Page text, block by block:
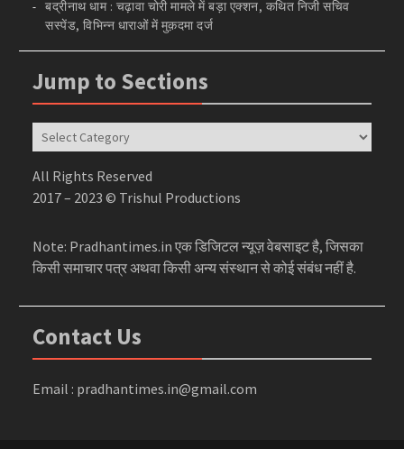
बद्रीनाथ धाम : चढ़ावा चोरी मामले में बड़ा एक्शन, कथित निजी सचिव
सस्पेंड, विभिन्न धाराओं में मुक़दमा दर्ज
Jump to Sections
Jump
to
Sections
All Rights Reserved
2017 – 2023 © Trishul Productions
Note: Pradhantimes.in एक डिजिटल न्यूज़ वेबसाइट है, जिसका
किसी समाचार पत्र अथवा किसी अन्य संस्थान से कोई संबंध नहीं है.
Contact Us
Email : pradhantimes.in@gmail.com